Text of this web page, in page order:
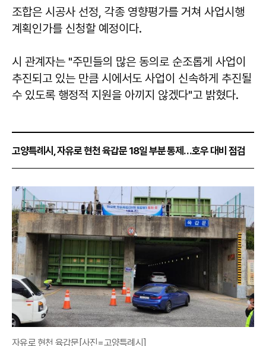
조합은 시공사 선정, 각종 영향평가를 거쳐 사업시행
계획인가를 신청할 예정이다.
시 관계자는 "주민들의 많은 동의로 순조롭게 사업이
추진되고 있는 만큼 시에서도 사업이 신속하게 추진될
수 있도록 행정적 지원을 아끼지 않겠다"고 밝혔다.
고양특례시, 자유로 현천 육갑문 18일 부분 통제…호우 대비 점검
자유로 현천 육갑문[사진=고양특례시]